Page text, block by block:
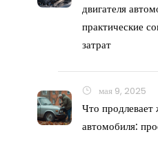
двигателя
практические
затрат
мая 9, 2025
Что продлевает
автомобиля: